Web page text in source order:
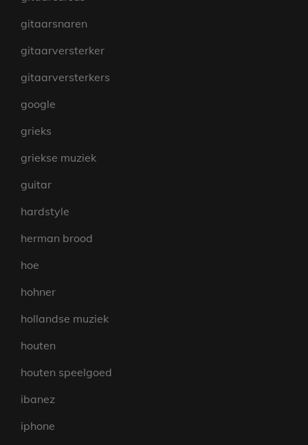
gitaarsnaren
gitaarversterker
gitaarversterkers
google
grieks
griekse muziek
guitar
hardstyle
herman brood
hoe
hohner
hollandse muziek
houten
houten speelgoed
ibanez
iphone